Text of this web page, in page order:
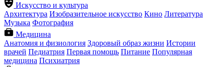
Искусство и культура
Архитектура Изобразительное искусство Кино Литература
Музыка Фотография
Медицина
Анатомия и физиология Здоровый образ жизни Истории
врачей Педиатрия Первая помощь Питание Популярная
медицина Психиатрия